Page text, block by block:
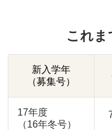
これま
新入学年
（募集号）
17年度
（16年冬号）